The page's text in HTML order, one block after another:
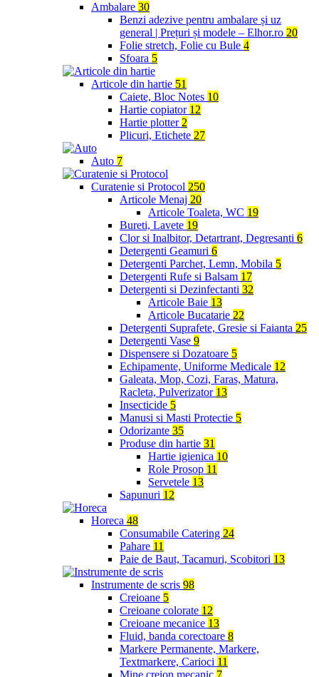
Ambalare 30
Benzi adezive pentru ambalare și uz
general | Prețuri și modele – Elhor.ro 20
Folie stretch, Folie cu Bule 4
Sfoara 5
Articole din hartie 51
Caiete, Bloc Notes 10
Hartie copiator 12
Hartie plotter 2
Plicuri, Etichete 27
Auto 7
Curatenie si Protocol 250
Articole Menaj 20
Articole Toaleta, WC 19
Bureti, Lavete 19
Clor si Inalbitor, Detartrant, Degresanti 6
Detergenti Geamuri 6
Detergenti Parchet, Lemn, Mobila 5
Detergenti Rufe si Balsam 17
Detergenti si Dezinfectanti 32
Articole Baie 13
Articole Bucatarie 22
Detergenti Suprafete, Gresie si Faianta 25
Detergenti Vase 9
Dispensere si Dozatoare 5
Echipamente, Uniforme Medicale 12
Galeata, Mop, Cozi, Faras, Matura,
Racleta, Pulverizator 13
Insecticide 5
Manusi si Masti Protectie 5
Odorizante 35
Produse din hartie 31
Hartie igienica 10
Role Prosop 11
Servetele 13
Sapunuri 12
Horeca 48
Consumabile Catering 24
Pahare 11
Paie de Baut, Tacamuri, Scobitori 13
Instrumente de scris 98
Creioane 5
Creioane colorate 12
Creioane mecanice 13
Fluid, banda corectoare 8
Markere Permanente, Markere,
Textmarkere, Carioci 11